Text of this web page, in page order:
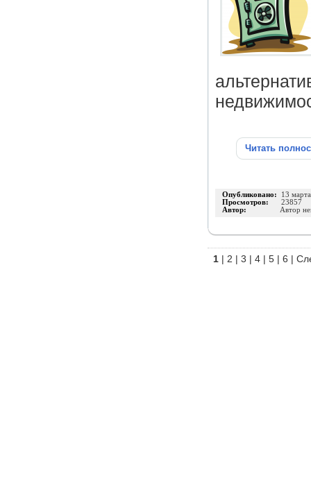
Читать
Опубликовано: 13
Просмотров: 23857
Автор: Автор
1 | 2 | 3 | 4 | 5 | 6 |